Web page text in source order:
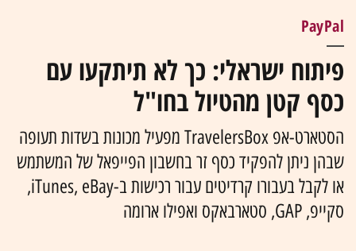
פיתוח ישראלי: כך לא תיתקעו עם
כסף קטן מהטיול בחו"ל
הסטארט-אפ TravelersBox מפעיל מכונות בשדות תעופה
שבהן ניתן להפקיד כסף זר בחשבון הפייפאל של המשתמש
או לקבל בעבורו קרדיטים עבור רכישות ב-iTunes, eBay,
סקייפ, GAP, סטארבאקס ואפילו ארומה